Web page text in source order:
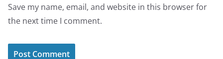
Save my name, email, and website in this browser for
the next time I comment.